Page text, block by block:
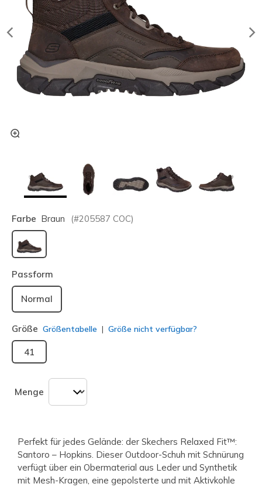
Farbe Braun (#205587 COC)
ausgewählt
Passform
Normal
Größe Größentabelle Größe nicht verfügbar?
41
Menge
Perfekt für jedes Gelände: der Skechers Relaxed Fit™:
Santoro – Hopkins. Dieser Outdoor-Schuh mit Schnürung
verfügt über ein Obermaterial aus Leder und Synthetik
mit Mesh-Kragen, eine gepolsterte und mit Aktivkohle